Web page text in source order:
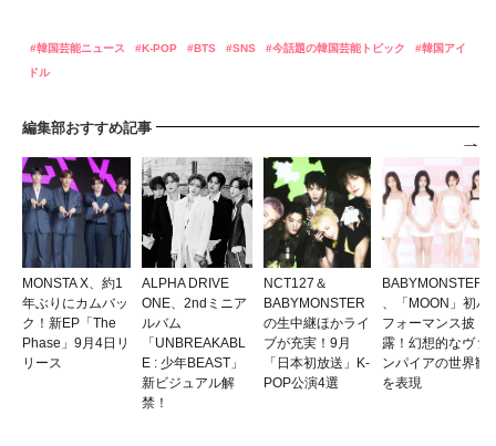
韓国芸能ニュース K-POP BTS SNS 今話題の韓国芸能トピック
韓国アイ
ドル
編集部おすすめ記事
MONSTA X、約1
年ぶりにカムバッ
ク！新EP「The
Phase」9月4日リ
リース
ALPHA DRIVE
ONE、2ndミニア
ルバム
「UNBREAKABL
E : 少年BEAST」
新ビジュアル解
禁！
NCT127＆
BABYMONSTER
の生中継ほかライ
ブが充実！9月
「日本初放送」K-
POP公演4選
BABYMONSTER
、「MOON」初パ
フォーマンス披
露！幻想的なヴァ
ンパイアの世界観
を表現